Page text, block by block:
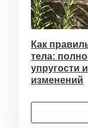
Как
тела:
упругости
изменений